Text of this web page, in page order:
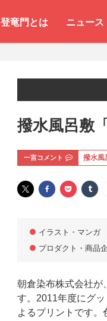
登竜門とは ニュース
撥水風呂敷
一言コメント 撥水風
イラスト・マンガ
プロダクト・商品
朝倉染布株式会社が
す。2011年度にグ
よるプリントです